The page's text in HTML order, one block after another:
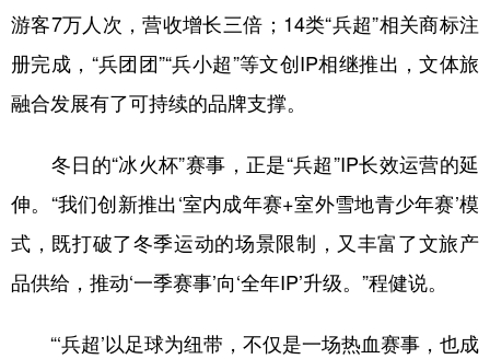
游客7万人次，营收增长三倍；14类“兵超”相关商标注
册完成，“兵团团”“兵小超”等文创IP相继推出，文体旅
融合发展有了可持续的品牌支撑。
冬日的“冰火杯”赛事，正是“兵超”IP长效运营的延
伸。“我们创新推出‘室内成年赛+室外雪地青少年赛’模
式，既打破了冬季运动的场景限制，又丰富了文旅产
品供给，推动‘一季赛事’向‘全年IP’升级。”程健说。
“‘兵超’以足球为纽带，不仅是一场热血赛事，也成